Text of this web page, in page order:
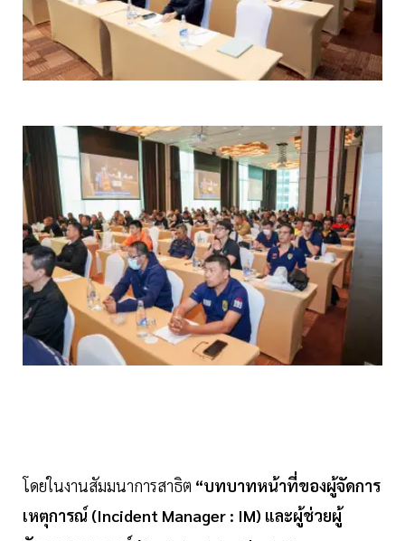
โดยในงานสัมมนาการสาธิต “บทบาทหน้าที่ของผู้จัดการ
เหตุการณ์ (Incident Manager : IM) และผู้ช่วยผู้